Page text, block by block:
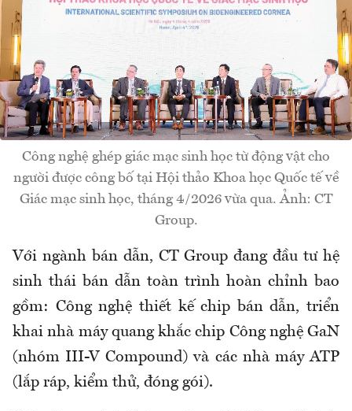
Công nghệ ghép giác mạc sinh học từ động vật cho
người được công bố tại Hội thảo Khoa học Quốc tế về
Giác mạc sinh học, tháng 4/2026 vừa qua. Ảnh: CT
Group.
Với ngành bán dẫn, CT Group đang đầu tư hệ
sinh thái bán dẫn toàn trình hoàn chỉnh bao
gồm: Công nghệ thiết kế chip bán dẫn, triển
khai nhà máy quang khắc chip Công nghệ GaN
(nhóm III-V Compound) và các nhà máy ATP
(lắp ráp, kiểm thử, đóng gói).